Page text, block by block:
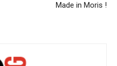
Made in Moris !